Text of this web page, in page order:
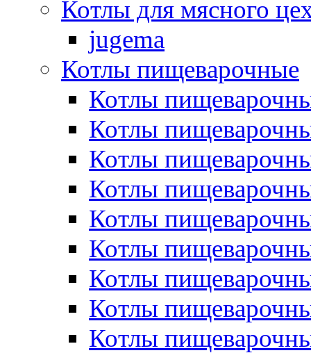
Котлы для мясного
jugema
Котлы пищеварочные
Котлы
Котлы
Котлы
Котлы
Котлы
Котлы
Котлы
Котлы
Котлы